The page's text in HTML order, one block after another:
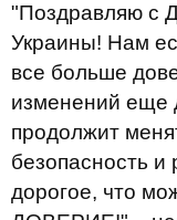
"Поздравляю с
Украины! Нам
все больше
изменений еще
продолжит
безопасность
дорогое, что